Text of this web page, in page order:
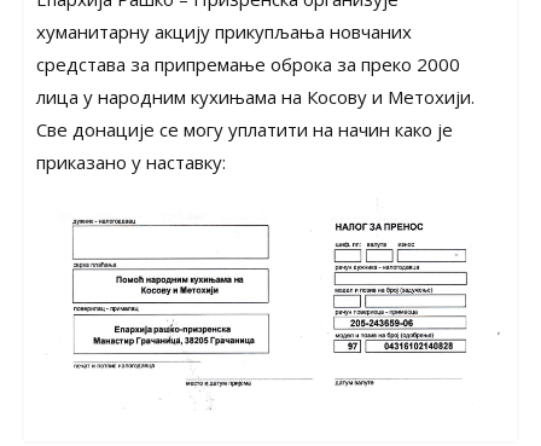
хуманитарну акцију прикупљања новчаних
средстава за припремање оброка за преко 2000
лица у народним кухињама на Косову и Метохији.
Све донације се могу уплатити на начин како је
приказано у наставку: